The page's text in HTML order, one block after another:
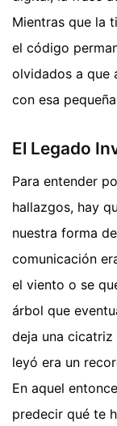
Mientras que la
el código
olvidados a que
con esa
El Legado
Para entender
hallazgos, hay
nuestra forma
comunicación
el viento o se
árbol que
deja una cicatriz
leyó era un
En aquel
predecir qué te